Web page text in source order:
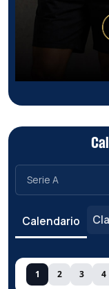
Calendario
1 2 3 4